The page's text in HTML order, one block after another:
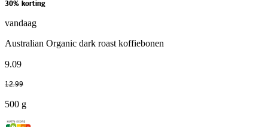
30% korting
vandaag
Australian Organic dark roast koffiebonen
9.09
12.99
500 g